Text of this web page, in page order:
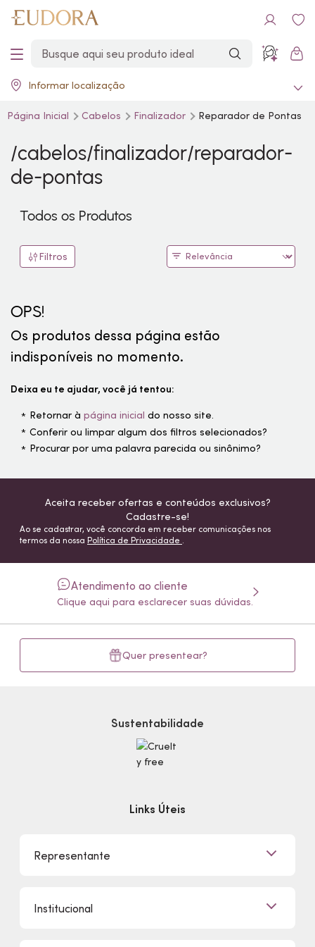
Informar localização
Página Inicial Cabelos Finalizador Reparador de Pontas
/cabelos/finalizador/reparador-
de-pontas
Todos os Produtos
Filtros
OPS!
Os produtos dessa página estão
indisponíveis no momento.
Deixa eu te ajudar, você já tentou:
Retornar àpágina inicial do nosso site.
Conferir ou limpar algum dos filtros selecionados?
Procurar por uma palavra parecida ou sinônimo?
Aceita receber ofertas e conteúdos exclusivos?
Cadastre-se!
Ao se cadastrar, você concorda em receber comunicações nos
termos da nossa Política de Privacidade .
Atendimento ao cliente
Clique aqui para esclarecer suas dúvidas.
Quer presentear?
Sustentabilidade
Links Úteis
Representante
Quero Ser Representante
Institucional